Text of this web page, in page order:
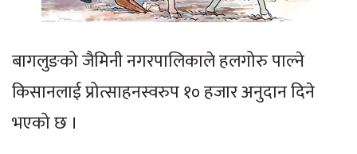
बागलुङको जैमिनी नगरपालिकाले हलगोरु पाल्ने
किसानलाई प्रोत्साहनस्वरुप १० हजार अनुदान दिने
भएको छ ।